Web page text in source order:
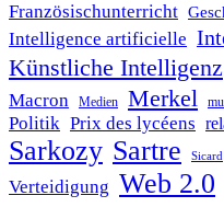
Französischunterricht
Intelligence artificielle
Künstliche Intelligenz
Macron Medien Merkel
Politik Prix des lycéens
Sarkozy Sartre Sicard
Verteidigung Web 2.0